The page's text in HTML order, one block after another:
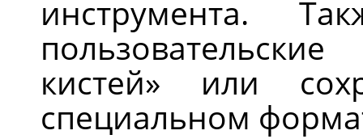
инструмента.
кистей» или
специальном